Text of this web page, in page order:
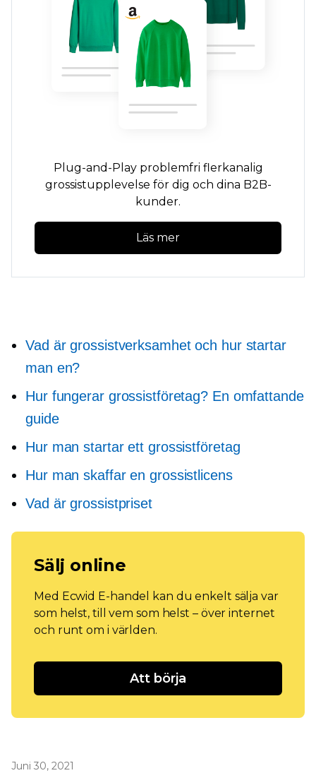
Plug-and-Play problemfri flerkanalig
grossistupplevelse för dig och dina B2B-
kunder.
Läs mer
Vad är grossistverksamhet och hur startar
man en?
Hur fungerar grossistföretag? En omfattande
guide
Hur man startar ett grossistföretag
Hur man skaffar en grossistlicens
Vad är grossistpriset
Sälj online
Med Ecwid E-handel kan du enkelt sälja var
som helst, till vem som helst – över internet
och runt om i världen.
Att börja
Juni 30, 2021